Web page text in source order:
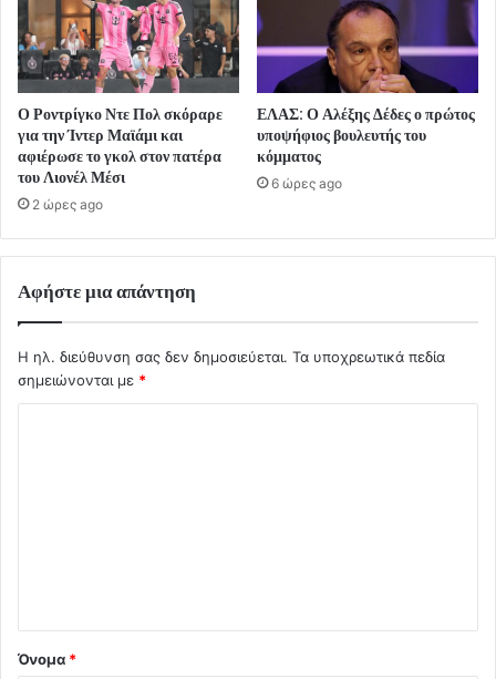
Ο Ροντρίγκο Ντε Πολ σκόραρε
για την Ίντερ Μαϊάμι και
αφιέρωσε το γκολ στον πατέρα
του Λιονέλ Μέσι
2 ώρες ago
ΕΛΑΣ: Ο Αλέξης Δέδες ο πρώτος
υποψήφιος βουλευτής του
κόμματος
6 ώρες ago
Αφήστε μια απάντηση
Η ηλ. διεύθυνση σας δεν δημοσιεύεται. Τα υποχρεωτικά πεδία
σημειώνονται με *
Όνομα *